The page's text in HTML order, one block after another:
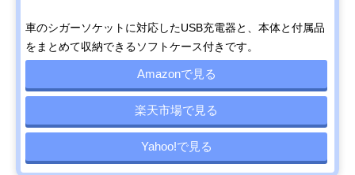
車のシガーソケットに対応したUSB充電器と、本体と付属品
をまとめて収納できるソフトケース付きです。
Amazonで見る
楽天市場で見る
Yahoo!で見る